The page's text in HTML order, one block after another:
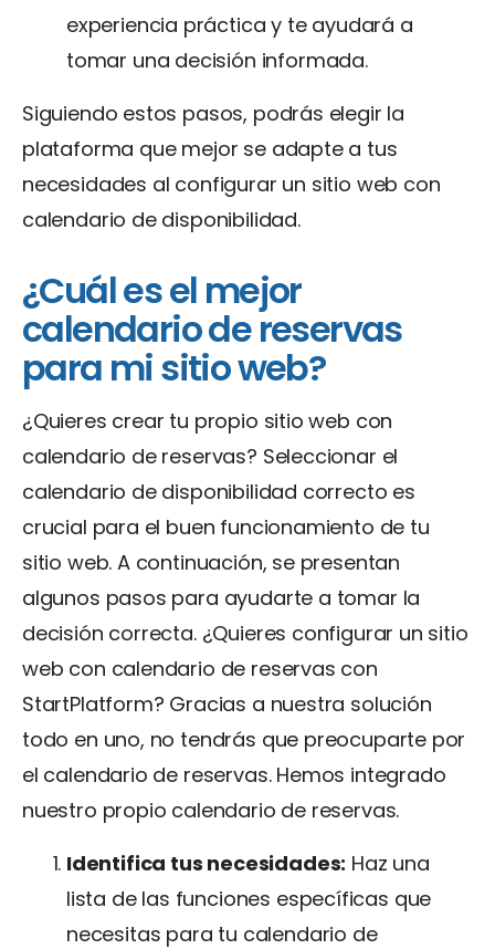
experiencia práctica y te ayudará a
tomar una decisión informada.
Siguiendo estos pasos, podrás elegir la
plataforma que mejor se adapte a tus
necesidades al configurar un sitio web con
calendario de disponibilidad.
¿Cuál es el mejor
calendario de reservas
para mi sitio web?
¿Quieres crear tu propio sitio web con
calendario de reservas? Seleccionar el
calendario de disponibilidad correcto es
crucial para el buen funcionamiento de tu
sitio web. A continuación, se presentan
algunos pasos para ayudarte a tomar la
decisión correcta. ¿Quieres configurar un sitio
web con calendario de reservas con
StartPlatform? Gracias a nuestra solución
todo en uno, no tendrás que preocuparte por
el calendario de reservas. Hemos integrado
nuestro propio calendario de reservas.
Identifica tus necesidades: Haz una
lista de las funciones específicas que
necesitas para tu calendario de